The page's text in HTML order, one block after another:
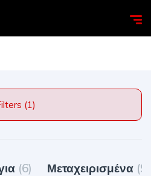
Filters (1)
(6) Μεταχειρισμένα (9)